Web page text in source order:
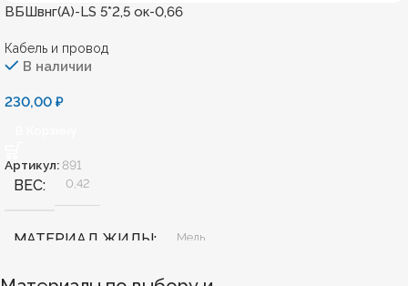
ВБШвнг(А)-LS 5*2,5 ок-0,66
Кабель и провод
В наличии
230,00 ₽
Артикул:891
ВЕС 0,42
МАТЕРИАЛ ЖИЛЫ Медь